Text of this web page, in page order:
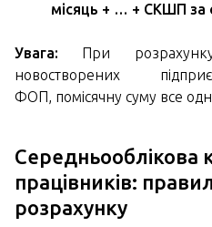
місяць + … + СКШП за
Увага: При
новостворених
ФОП, помісячну суму все
Середньооблікова
працівників:
розрахунку